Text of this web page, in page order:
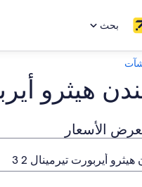
بحث
هيثرو
الأسعار